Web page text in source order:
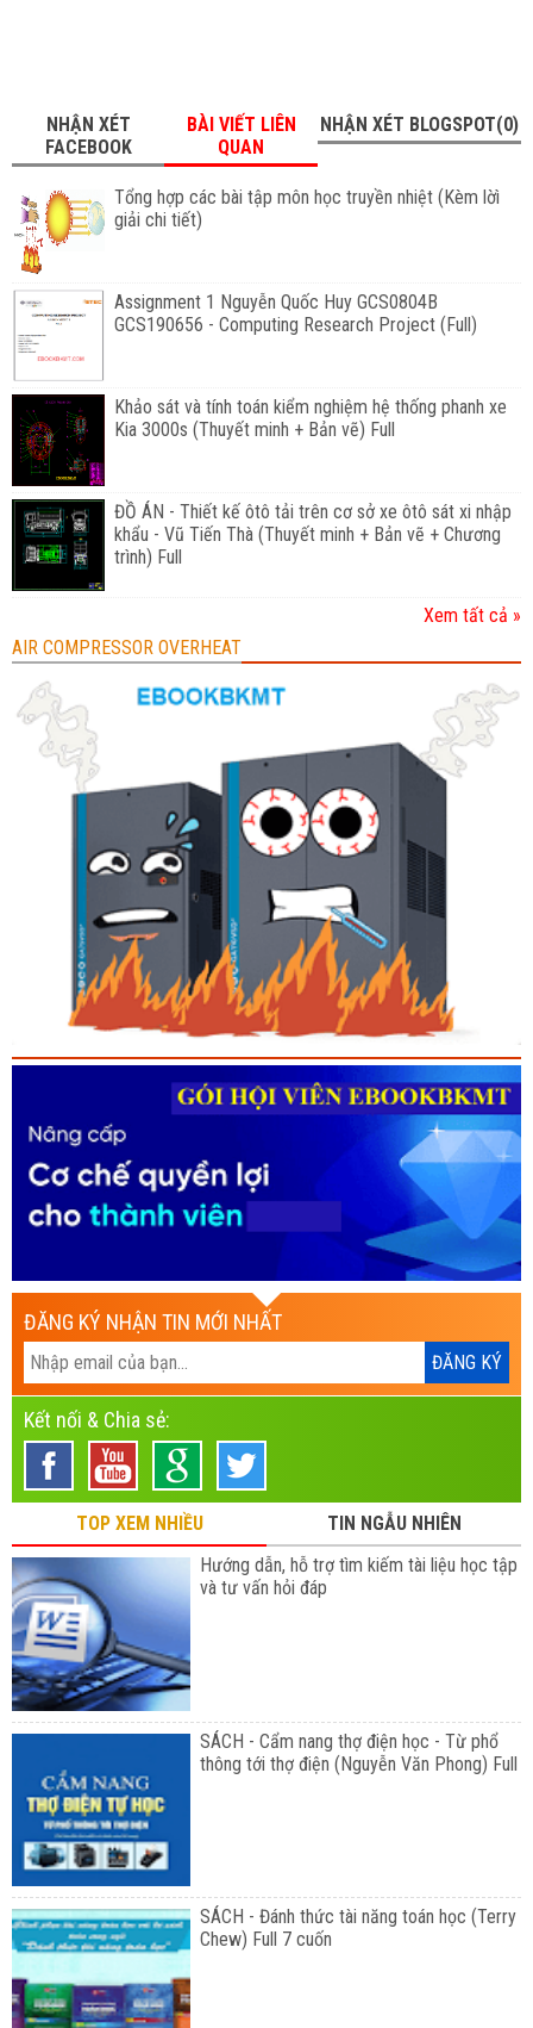
NHẬN XÉT
FACEBOOK
BÀI VIẾT LIÊN
QUAN
NHẬN XÉT BLOGSPOT(0)
Tổng hợp các bài tập môn học truyền nhiệt (Kèm lờì
giải chi tiết)
Assignment 1 Nguyễn Quốc Huy GCS0804B
GCS190656 - Computing Research Project (Full)
Khảo sát và tính toán kiểm nghiệm hệ thống phanh xe
Kia 3000s (Thuyết minh + Bản vẽ) Full
ĐỒ ÁN - Thiết kế ôtô tải trên cơ sở xe ôtô sát xi nhập
khẩu - Vũ Tiến Thà (Thuyết minh + Bản vẽ + Chương
trình) Full
Xem tất cả »
AIR COMPRESSOR OVERHEAT
ĐĂNG KÝ NHẬN TIN MỚI NHẤT
Kết nối & Chia sẻ:
TOP XEM NHIỀU
TIN NGẪU NHIÊN
Hướng dẫn, hỗ trợ tìm kiếm tài liệu học tập
và tư vấn hỏi đáp
SÁCH - Cẩm nang thợ điện học - Từ phổ
thông tới thợ điện (Nguyễn Văn Phong) Full
SÁCH - Đánh thức tài năng toán học (Terry
Chew) Full 7 cuốn